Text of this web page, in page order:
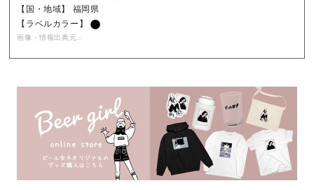
【国・地域】 福岡県
【ラベルカラー】
画像・情報出典元：